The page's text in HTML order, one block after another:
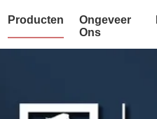
Producten
Ongeveer
Ons